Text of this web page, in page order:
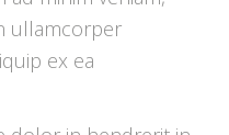
ullamcorper
ex ea